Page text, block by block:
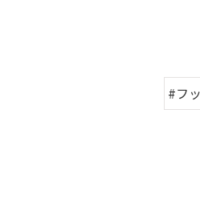
#フ